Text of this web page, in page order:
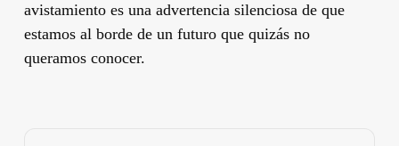
avistamiento es una advertencia silenciosa de que
estamos al borde de un futuro que quizás no
queramos conocer.